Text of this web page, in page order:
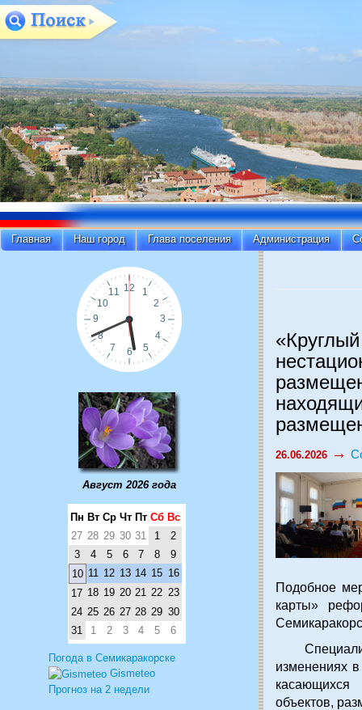
Главная Наш город Глава поселения Администрация
Август 2026 года
Пн Вт Ср Чт Пт Сб Вс
27 28 29 30 31 1
2
3
4 5 6 7 8
9
10 11 12 13 14 15 16
17 18 19 20 21 22 23
24 25 26 27 28 29 30
31
1 2 3 4 5 6
Погода в Семикаракорске
Gismeteo
Прогноз на 2 недели
26.06.2026 →
Подобное
карты»
изменениях
касающихся
объектов,